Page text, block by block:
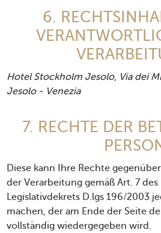
6.
Hotel Stockholm Jesolo, Via dei
Jesolo - Venezia
7. RECHTE DER
Diese kann Ihre Rechte
der Verarbeitung gemäß Art. 7
Legislativdekrets D.lgs 196/2003
machen, der am Ende der Seite
vollständig wiedergegeben wird.